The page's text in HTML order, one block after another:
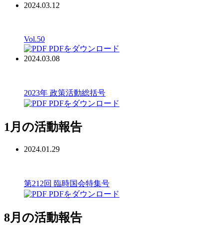
2024.03.12
Vol.50
PDFをダウンロード
2024.03.08
2023年 政策活動総括号
PDFをダウンロード
1月の活動報告
2024.01.29
第212回 臨時国会特集号
PDFをダウンロード
8月の活動報告